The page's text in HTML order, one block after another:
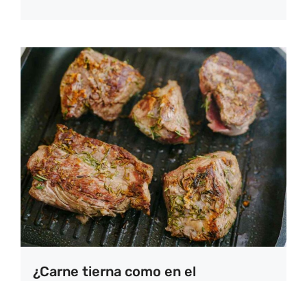
¿Carne tierna como en el